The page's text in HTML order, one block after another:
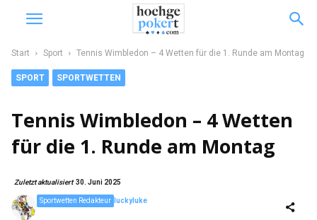
Start Sport Tennis Wimbledon – 4 Wetten für die 1. Runde am Montag
SPORT SPORTWETTEN
Tennis Wimbledon – 4 Wetten
für die 1. Runde am Montag
Zuletzt aktualisiert30. Juni 2025
luckyluke
Sportwetten Redakteur